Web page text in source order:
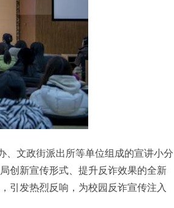
、文政街派出所等单位组成的宣讲小分
创新宣传形式、提升反诈效果的全新
引发热烈反响，为校园反诈宣传注入